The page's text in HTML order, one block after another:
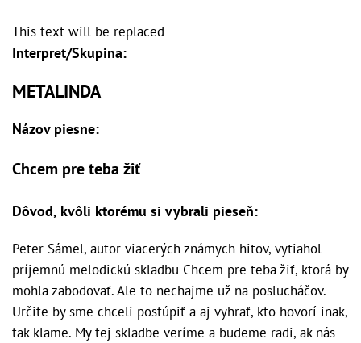
This text will be replaced
Interpret/Skupina:
METALINDA
Názov piesne:
Chcem pre teba žiť
Dôvod, kvôli ktorému si vybrali pieseň:
Peter Sámel, autor viacerých známych hitov, vytiahol
príjemnú melodickú skladbu Chcem pre teba žiť, ktorá by
mohla zabodovať. Ale to nechajme už na poslucháčov.
Určite by sme chceli postúpiť a aj vyhrať, kto hovorí inak,
tak klame. My tej skladbe veríme a budeme radi, ak nás